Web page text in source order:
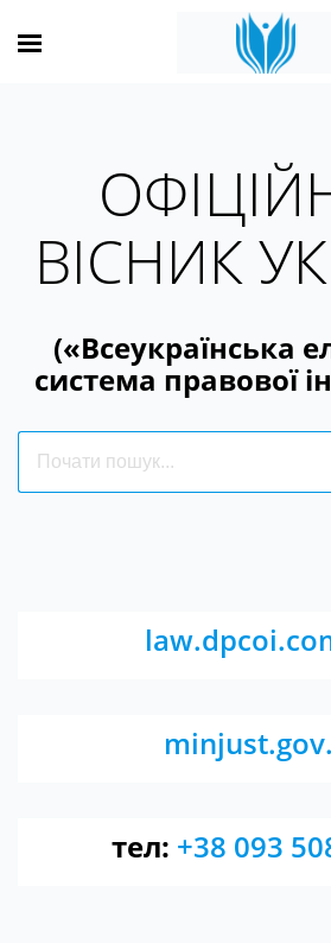
ВІСНИК
(«Всеукраїнська
система правової
тел: +38 093